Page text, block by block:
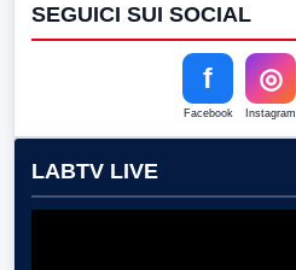
SEGUICI SUI SOCIAL
f
Facebook
◎
Instagram
LABTV LIVE